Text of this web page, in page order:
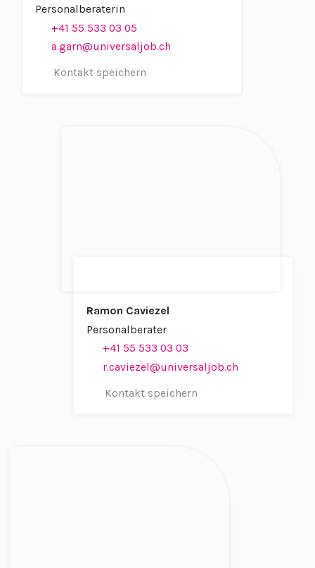
Personalberaterin
+41 55 533 03 05
a.garn@universaljob.ch
Kontakt speichern
Ramon Caviezel
Personalberater
+41 55 533 03 03
r.caviezel@universaljob.ch
Kontakt speichern